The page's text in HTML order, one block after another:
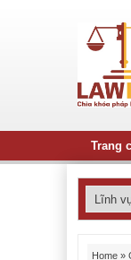
Trang
Home »